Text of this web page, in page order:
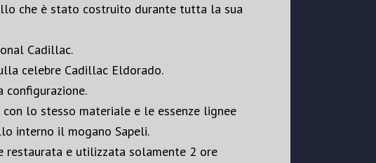
che è stato costruito durante tutta la sua
Cadillac.
celebre Cadillac Eldorado.
lo stesso materiale e le essenze lignee
interno il mogano Sapeli.
restaurata e utilizzata solamente 2 ore